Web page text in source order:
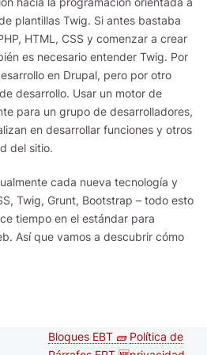
plantillas Twig. Si antes bastaba
HTML, CSS y comenzar a crear
es necesario entender Twig. Por
en Drupal, pero por otro
desarrollo. Usar un motor de
para un grupo de desarrolladores,
en desarrollar funciones y otros
del sitio.
cada nueva tecnología y
Twig, Grunt, Bootstrap – todo esto
tiempo en el estándar para
Así que vamos a descubrir cómo
Second
Bloques EBT 🧱Footer
Política de